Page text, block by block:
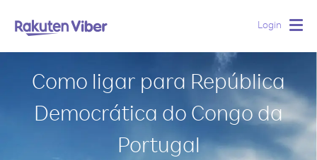
Login
Como ligar para República
Democrática do Congo da
Portugal